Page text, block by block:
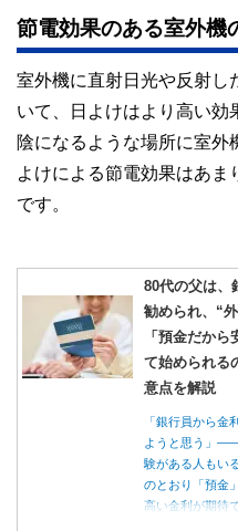
節電効果のある室外機
室外機に直射日光や反射し
いて、日よけはより高い効
陰になるような場所に室外
よけによる節電効果はあ
です。
80代の父は、
勧められ、“
「預金だか
て始められる
意点を解説
「銀行員から金
ようと思う」
験がある人もい
のとおり「預金
高い金利が期待